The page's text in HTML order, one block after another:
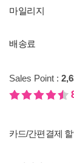
마일리지
배송료
Sales Point :
카드/간편결제